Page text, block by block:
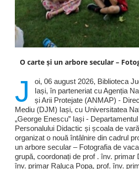
O carte și un arbore secular –
J
oi, 06 august 2026, Biblioteca
Iași, în parteneriat cu Agenția
și Arii Protejate (ANMAP) -
Mediu (DJM) Iași, cu Universitatea
„George Enescu” Iași -
Personalului Didactic și școala de
organizat o nouă întâlnire din cadrul
un arbore secular – Fotografia de
grupă, coordonați de prof . înv. primar
înv. primar Raluca Popa, prof. înv.